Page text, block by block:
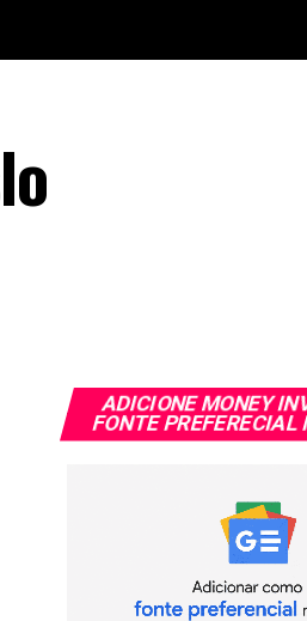
ADICIONE MONEY
FONTE PREFERECIAL